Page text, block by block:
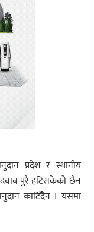
प्रदेश र स्थानीय
पुरै हटिसकेको छैन
काटिँदैन । यसमा